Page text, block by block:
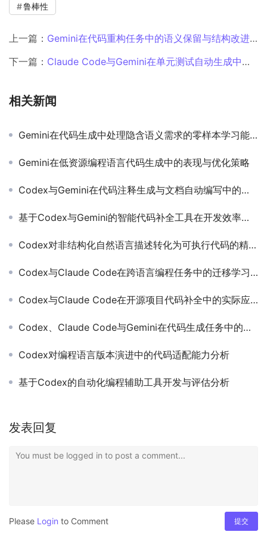
鲁棒性
上一篇： Gemini在代码重构任务中的语义保留与结构改进效果
下一篇： Claude Code与Gemini在单元测试自动生成中的覆盖率对比
相关新闻
Gemini在代码生成中处理隐含语义需求的零样本学习能力
Gemini在低资源编程语言代码生成中的表现与优化策略
Codex与Gemini在代码注释生成与文档自动编写中的差异比较
基于Codex与Gemini的智能代码补全工具在开发效率中的实证分析
Codex对非结构化自然语言描述转化为可执行代码的精度研究
Codex与Claude Code在跨语言编程任务中的迁移学习效果
Codex与Claude Code在开源项目代码补全中的实际应用评估
Codex、Claude Code与Gemini在代码生成任务中的性能对比研究
Codex对编程语言版本演进中的代码适配能力分析
基于Codex的自动化编程辅助工具开发与评估分析
发表回复
You must be logged in to post a comment...
Please Login to Comment 提交